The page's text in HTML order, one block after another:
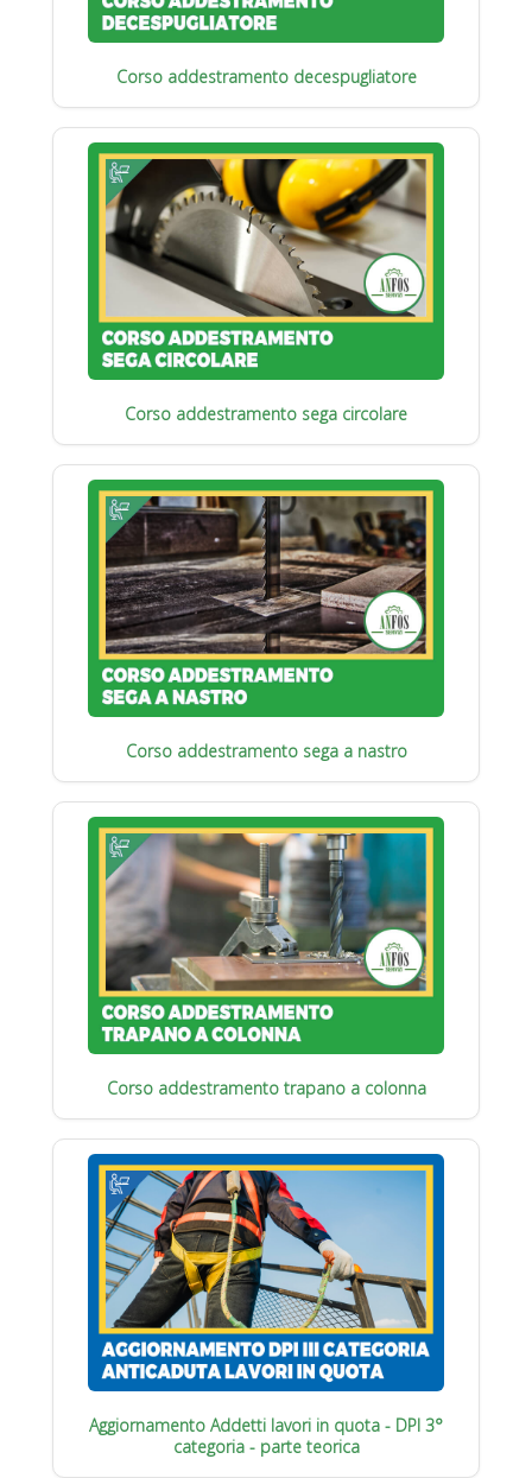
Corso addestramento decespugliatore
Corso addestramento sega circolare
Corso addestramento sega a nastro
Corso addestramento trapano a colonna
Aggiornamento Addetti lavori in quota - DPI 3°
categoria - parte teorica